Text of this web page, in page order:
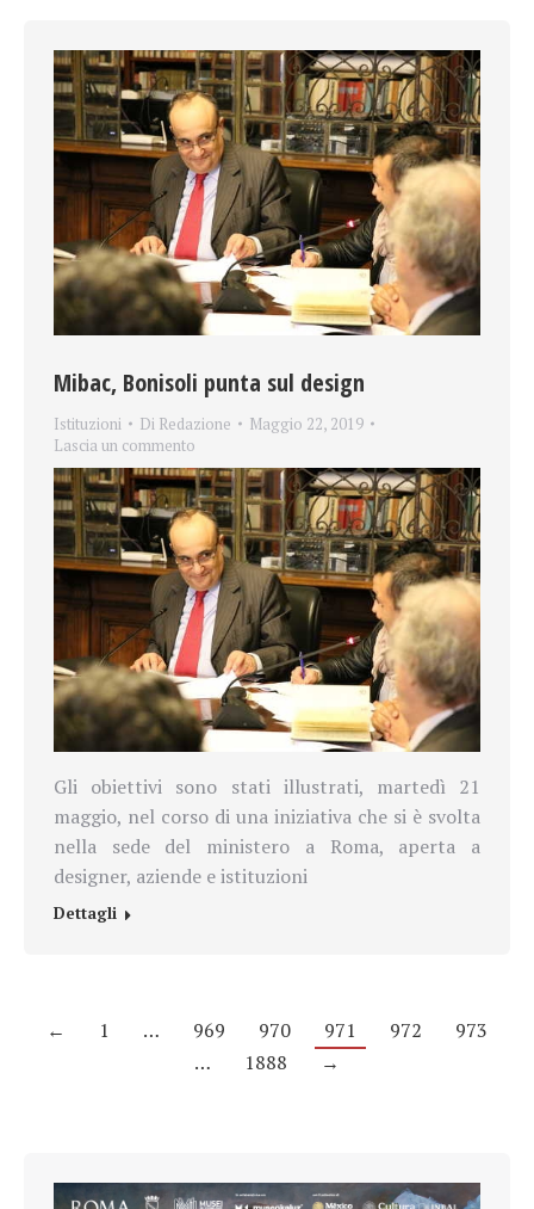
Mibac, Bonisoli punta sul design
Istituzioni Di Redazione
Maggio 22, 2019
Lascia un commento
Gli obiettivi sono stati illustrati, martedì 21
maggio, nel corso di una iniziativa che si è svolta
nella sede del ministero a Roma, aperta a
designer, aziende e istituzioni
Dettagli
← 1 … 969 970 971 972
973
…
1888 →